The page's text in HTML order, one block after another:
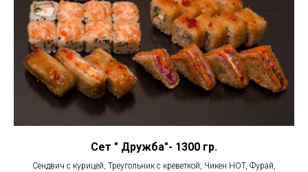
Сет " Дружба"- 1300 гр.
Сендвич с курицей, Треугольник с креветкой, Чикен HOT, Фурай,